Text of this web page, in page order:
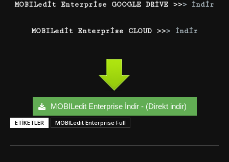
MOBILedit Enterprise GOOGLE DRİVE >>> İndir
MOBILedit Enterprise CLOUD >>> İndir
MOBILedit Enterprise İndir - (Direkt indir)
ETIKETLER MOBILedit Enterprise Full